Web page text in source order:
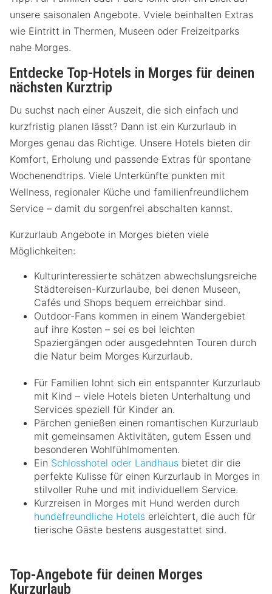
unsere saisonalen Angebote. Vviele beinhalten Extras
wie Eintritt in Thermen, Museen oder Freizeitparks
nahe Morges.
Entdecke Top-Hotels in Morges für deinen
nächsten Kurztrip
Du suchst nach einer Auszeit, die sich einfach und
kurzfristig planen lässt? Dann ist ein Kurzurlaub in
Morges genau das Richtige. Unsere Hotels bieten dir
Komfort, Erholung und passende Extras für spontane
Wochenendtrips. Viele Unterkünfte punkten mit
Wellness, regionaler Küche und familienfreundlichem
Service – damit du sorgenfrei abschalten kannst.
Kurzurlaub Angebote in Morges bieten viele
Möglichkeiten:
Kulturinteressierte schätzen abwechslungsreiche
Städtereisen-Kurzurlaube, bei denen Museen,
Cafés und Shops bequem erreichbar sind.
Outdoor-Fans kommen in einem Wandergebiet
auf ihre Kosten – sei es bei leichten
Spaziergängen oder ausgedehnten Touren durch
die Natur beim Morges Kurzurlaub.
Für Familien lohnt sich ein entspannter Kurzurlaub
mit Kind – viele Hotels bieten Unterhaltung und
Services speziell für Kinder an.
Pärchen genießen einen romantischen Kurzurlaub
mit gemeinsamen Aktivitäten, gutem Essen und
besonderen Wohlfühlmomenten.
Ein Schlosshotel oder Landhaus bietet dir die
perfekte Kulisse für einen Kurzurlaub in Morges in
stilvoller Ruhe und mit individuellem Service.
Kurzreisen in Morges mit Hund werden durch
hundefreundliche Hotels erleichtert, die auch für
tierische Gäste bestens ausgestattet sind.
Top-Angebote für deinen Morges
Kurzurlaub